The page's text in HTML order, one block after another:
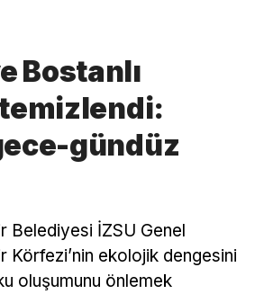
Bostanlı
gündüz
Belediyesi İZSU Genel
Körfezi’nin ekolojik dengesini
oluşumunu önlemek